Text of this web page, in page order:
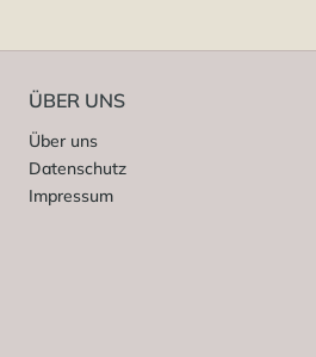
ÜBER UNS
Über uns
Datenschutz
Impressum